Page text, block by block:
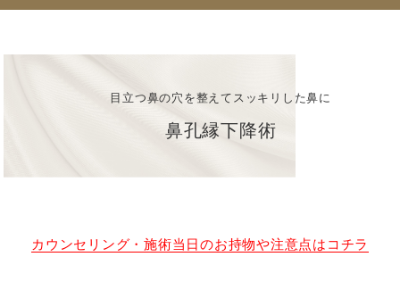
目立つ鼻の穴を整えてスッキリした鼻に
鼻孔縁下降術
カウンセリング・施術当日のお持物や注意点はコチラ